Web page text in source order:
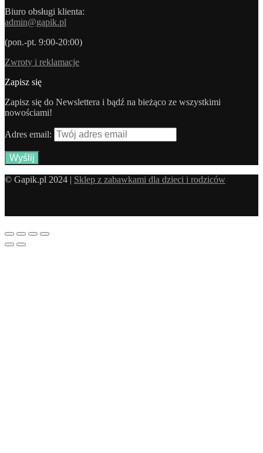
Biuro obsługi klienta:
admin@gapik.pl
(pon.-pt. 9:00-20:00)
Zwroty i reklamacje
Zapisz się
Zapisz się do Newslettera i bądź na bieżąco ze wszystkimi
nowościami!
Adres email:
© Gapik.pl 2024 | Sklep z zabawkami dla dzieci i rodziców